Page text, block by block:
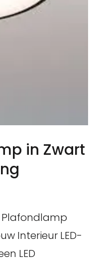
in Zwart
Plafondlamp
Interieur LED-
LED